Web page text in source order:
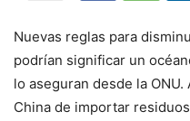
Nuevas reglas para
podrían significar un
lo aseguran desde la
China de importar